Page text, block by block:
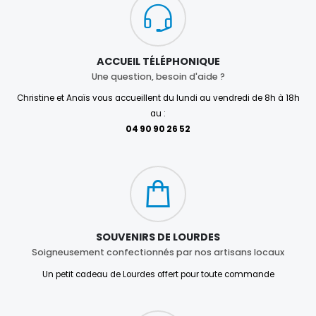
ACCUEIL TÉLÉPHONIQUE
Une question, besoin d'aide ?
Christine et Anaïs vous accueillent du lundi au vendredi de 8h à 18h
au :
04 90 90 26 52
SOUVENIRS DE LOURDES
Soigneusement confectionnés par nos artisans locaux
Un petit cadeau de Lourdes offert pour toute commande